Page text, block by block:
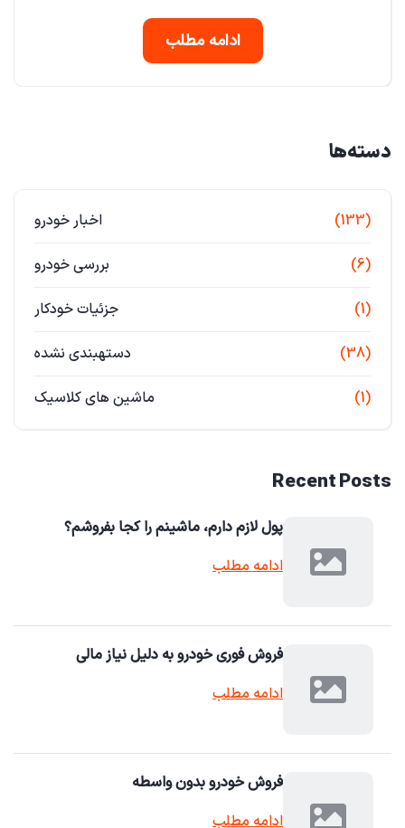
ادامه مطلب
دسته‌ها
اخبار خودرو (133)
بررسی خودرو (6)
جزئیات خودکار (1)
دستهبندی نشده (38)
ماشین های کلاسیک (1)
Recent Posts
پول لازم دارم، ماشینم را کجا بفروشم؟
ادامه مطلب
فروش فوری خودرو به دلیل نیاز مالی
ادامه مطلب
فروش خودرو بدون واسطه
ادامه مطلب